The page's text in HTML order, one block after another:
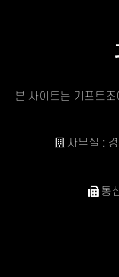
본 사이트는 기프트
사무실 :
통